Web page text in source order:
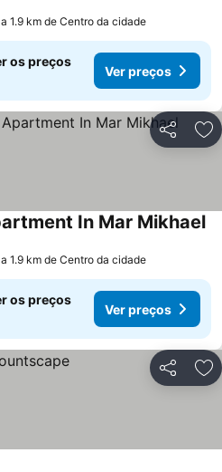
a 1.9 km de Centro da cidade
os preços
Ver preços
Partilhar
In Mar Mikhael
a 1.9 km de Centro da cidade
os preços
Ver preços
Partilhar